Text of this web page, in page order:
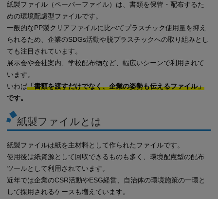
紙製ファイル（ペーパーファイル）は、書類を保管・配布するた
めの環境配慮型ファイルです。
一般的なPP製クリアファイルに比べてプラスチック使用量を抑え
られるため、企業のSDGs活動や脱プラスチックへの取り組みとし
ても注目されています。
展示会や会社案内、学校配布物など、幅広いシーンで利用されて
います。
いわば「書類を渡すだけでなく、企業の姿勢も伝えるファイル」
です。
紙製ファイルとは
紙製ファイルは紙を主材料として作られたファイルです。
使用後は紙資源として回収できるものも多く、環境配慮型の配布
ツールとして利用されています。
近年では企業のCSR活動やESG経営、自治体の環境施策の一環と
して採用されるケースも増えています。